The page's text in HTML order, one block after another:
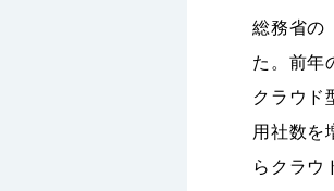
総務省の
た。前年
クラウド
用社数を
らクラウ